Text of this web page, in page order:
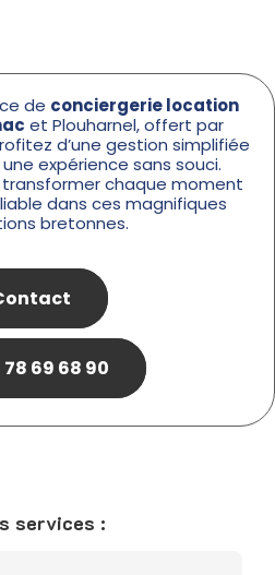
de conciergerie location
et Plouharnel, offert par
d’une gestion simplifiée
expérience sans souci.
chaque moment
dans ces magnifiques
bretonnes.
69 68 90
services :